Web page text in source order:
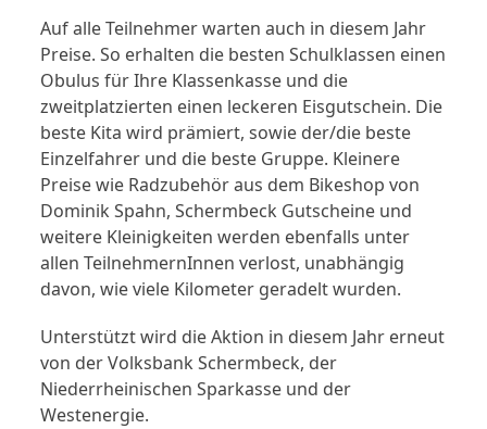
Auf alle Teilnehmer warten auch in diesem Jahr
Preise. So erhalten die besten Schulklassen einen
Obulus für Ihre Klassenkasse und die
zweitplatzierten einen leckeren Eisgutschein. Die
beste Kita wird prämiert, sowie der/die beste
Einzelfahrer und die beste Gruppe. Kleinere
Preise wie Radzubehör aus dem Bikeshop von
Dominik Spahn, Schermbeck Gutscheine und
weitere Kleinigkeiten werden ebenfalls unter
allen TeilnehmernInnen verlost, unabhängig
davon, wie viele Kilometer geradelt wurden.
Unterstützt wird die Aktion in diesem Jahr erneut
von der Volksbank Schermbeck, der
Niederrheinischen Sparkasse und der
Westenergie.